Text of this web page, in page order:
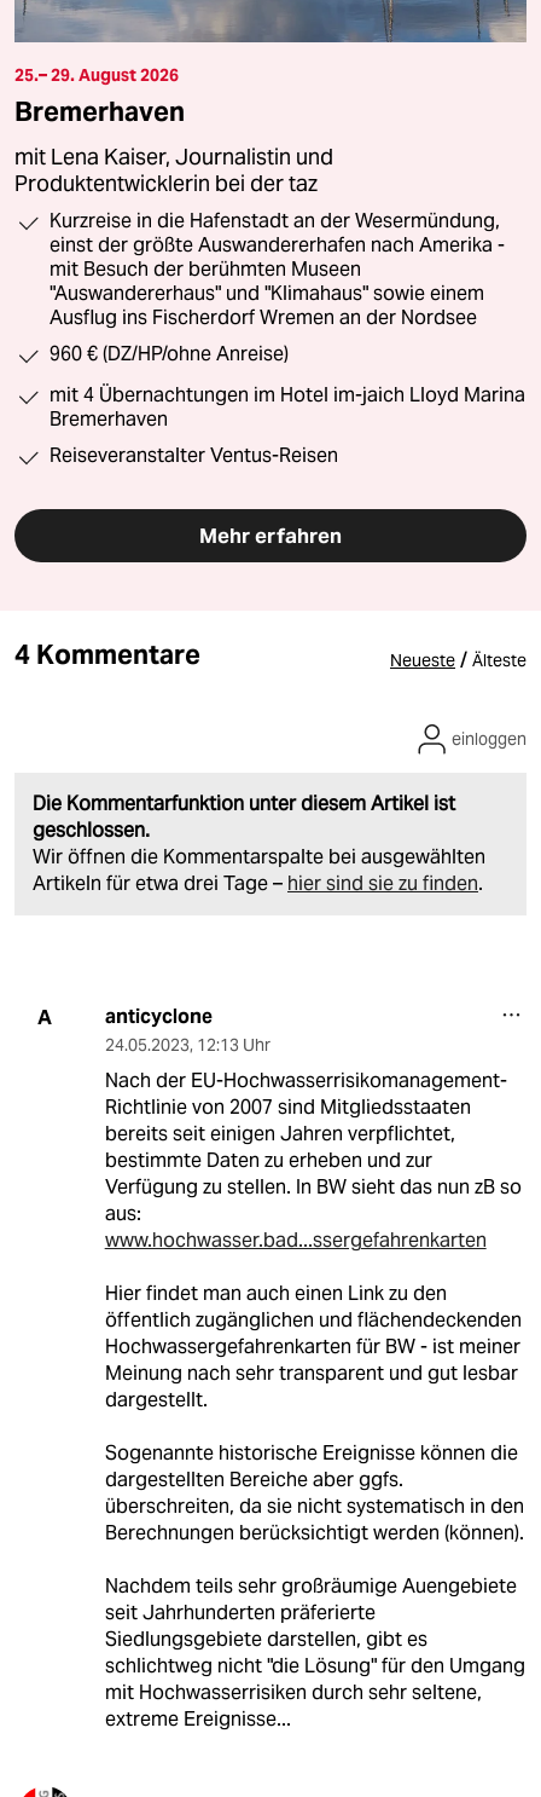
25.– 29. August 2026
Bremerhaven
mit Lena Kaiser, Journalistin und
Produktentwicklerin bei der taz
Kurzreise in die Hafenstadt an der Wesermündung,
einst der größte Auswandererhafen nach Amerika -
mit Besuch der berühmten Museen
"Auswandererhaus" und "Klimahaus" sowie einem
Ausflug ins Fischerdorf Wremen an der Nordsee
960 € (DZ/HP/ohne Anreise)
mit 4 Übernachtungen im Hotel im-jaich Lloyd Marina
Bremerhaven
Reiseveranstalter Ventus-Reisen
Mehr erfahren
4 Kommentare Neueste / Älteste
Die Kommentarfunktion unter diesem Artikel ist
geschlossen.
Wir öffnen die Kommentarspalte bei ausgewählten
Artikeln für etwa drei Tage – hier sind sie zu finden.
einloggen
A anticyclone
24.05.2023, 12:13 Uhr
Nach der EU-Hochwasserrisikomanagement-
Richtlinie von 2007 sind Mitgliedsstaaten
bereits seit einigen Jahren verpflichtet,
bestimmte Daten zu erheben und zur
Verfügung zu stellen. In BW sieht das nun zB so
aus:
www.hochwasser.bad...ssergefahrenkarten
Hier findet man auch einen Link zu den
öffentlich zugänglichen und flächendeckenden
Hochwassergefahrenkarten für BW - ist meiner
Meinung nach sehr transparent und gut lesbar
dargestellt.
Sogenannte historische Ereignisse können die
dargestellten Bereiche aber ggfs.
überschreiten, da sie nicht systematisch in den
Berechnungen berücksichtigt werden (können).
Nachdem teils sehr großräumige Auengebiete
seit Jahrhunderten präferierte
Siedlungsgebiete darstellen, gibt es
schlichtweg nicht "die Lösung" für den Umgang
mit Hochwasserrisiken durch sehr seltene,
extreme Ereignisse...